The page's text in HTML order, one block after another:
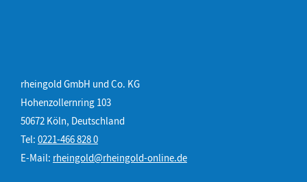
rheingold GmbH und Co. KG
Hohenzollernring 103
50672 Köln, Deutschland
Tel: 0221-466 828 0
E-Mail: rheingold@rheingold-online.de